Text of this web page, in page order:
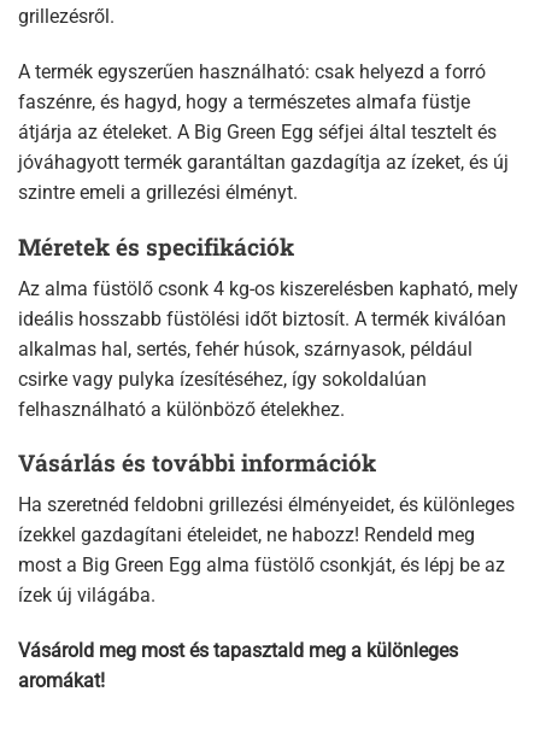
grillezésről.
A termék egyszerűen használható: csak helyezd a forró
faszénre, és hagyd, hogy a természetes almafa füstje
átjárja az ételeket. A Big Green Egg séfjei által tesztelt és
jóváhagyott termék garantáltan gazdagítja az ízeket, és új
szintre emeli a grillezési élményt.
Méretek és specifikációk
Az alma füstölő csonk 4 kg-os kiszerelésben kapható, mely
ideális hosszabb füstölési időt biztosít. A termék kiválóan
alkalmas hal, sertés, fehér húsok, szárnyasok, például
csirke vagy pulyka ízesítéséhez, így sokoldalúan
felhasználható a különböző ételekhez.
Vásárlás és további információk
Ha szeretnéd feldobni grillezési élményeidet, és különleges
ízekkel gazdagítani ételeidet, ne habozz! Rendeld meg
most a Big Green Egg alma füstölő csonkját, és lépj be az
ízek új világába.
Vásárold meg most és tapasztald meg a különleges
aromákat!